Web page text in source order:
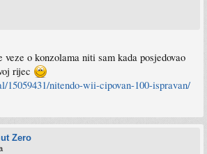
veze o konzolama niti sam kada posjedovao
rijec
nitendo-wii-cipovan-100-ispravan/
Zero